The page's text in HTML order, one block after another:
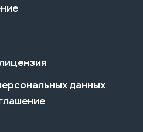
данных